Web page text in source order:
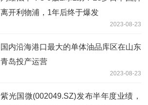
离开利物浦，1年后终于爆发
2023-08-23
国内沿海港口最大的单体油品库区在山东
青岛投产运营
2023-08-23
紫光国微(002049.SZ)发布半年度业绩，